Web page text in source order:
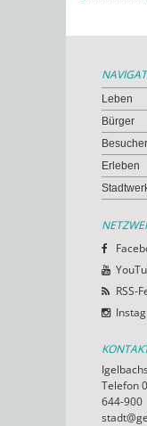
Leben
Bürger
Besucher
Erleben
RSS-
Telefon
644-900